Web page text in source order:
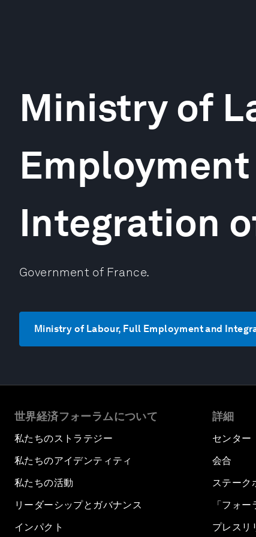
Ministry of
Integration
Government of France.
Ministry of Labour, Full Employment and
世界経済フォーラムについて
私たちのストラテジー
私たちのアイデンティティ
私たちの活動
リーダーシップとガバナンス
インパクト
詳細
センター
会合
ステーク
「フォ
プレスリ